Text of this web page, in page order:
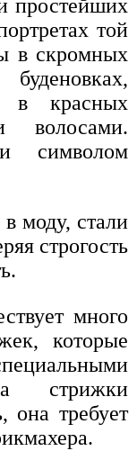
простейших
той
в скромных
в красных
волосами.
символом
моду, стали
строгость
много
которые
стрижки
она требует